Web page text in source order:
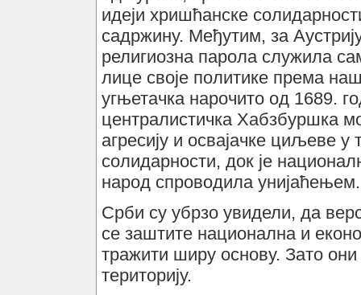
идеји хришћанске
садржину. Међутим, за
религиозна парола служила
лице своје политике према
угњетачка нарочито од 1689.
централистичка Хабзбуршка
агресију и освајачке циљеве
солидарности, док је
народ спроводила унијаћењем.
Срби су убрзо увидели, да
се заштите национална и
тражити ширу основу. Зато
територију.